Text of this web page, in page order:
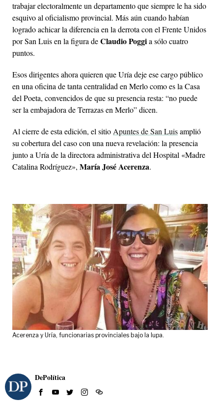
trabajar electoralmente un departamento que siempre le ha sido
esquivo al oficialismo provincial. Más aún cuando habían
logrado achicar la diferencia en la derrota con el Frente Unidos
por San Luis en la figura deClaudio Poggia sólo cuatro
puntos.
Esos dirigentes ahora quieren que Uría deje ese cargo público
en una oficina de tanta centralidad en Merlo como es la Casa
del Poeta, convencidos de que su presencia resta: “no puede
ser la embajadora de Terrazas en Merlo” dicen.
Al cierre de esta edición, el sitioApuntes de San Luisamplió
su cobertura del caso con una nueva revelación: la presencia
junto a Uría de la directora administrativa del Hospital «Madre
Catalina Rodríguez», María José Acerenza.
Acerenza y Uría, funcionarias provinciales bajo la lupa.
DePolítica